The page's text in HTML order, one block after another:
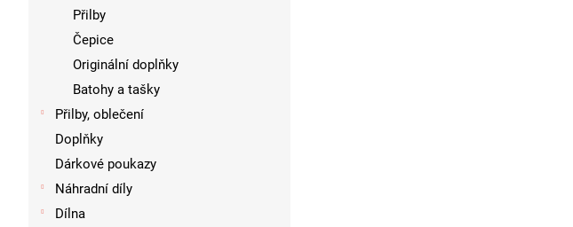
Přilby
Čepice
Originální doplňky
Batohy a tašky
Přilby, oblečení
Doplňky
Dárkové poukazy
Náhradní díly
Dílna